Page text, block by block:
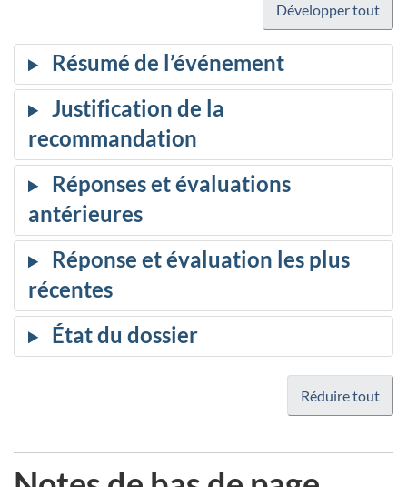
Développer tout
Réduire tout